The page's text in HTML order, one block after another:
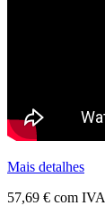
Mais detalhes
57,69 € com IVA